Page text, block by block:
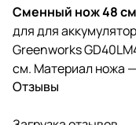
Сменный нож 48
для для
Greenworks
см. Материал ножа
Отзывы